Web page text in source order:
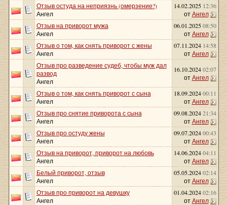
Отзыв остуда на неприязнь (омерзение?)
Ангел
14.02.2025 12:36
отАнгел
Отзыв на приворот мужа
Ангел
06.01.202508:50
отАнгел
Отзыв о том, как снять приворот с жены
Ангел
07.11.2024 14:58
отАнгел
Отзыв про разведение судеб, чтобы муж дал
развод
Ангел
16.10.202402:07
отАнгел
Отзыв о том, как снять приворот с сына
Ангел
18.09.202400:11
отАнгел
Отзыв про снятие приворота с сына
Ангел
09.08.202421:34
отАнгел
Отзыв про остуду жены
Ангел
09.07.202400:43
отАнгел
Отзыв на приворот, приворот на любовь
Ангел
14.06.202404:11
отАнгел
Белый приворот, отзыв
Ангел
05.05.202402:14
отАнгел
Отзыв про приворот на девушку
Ангел
01.04.202402:16
отАнгел